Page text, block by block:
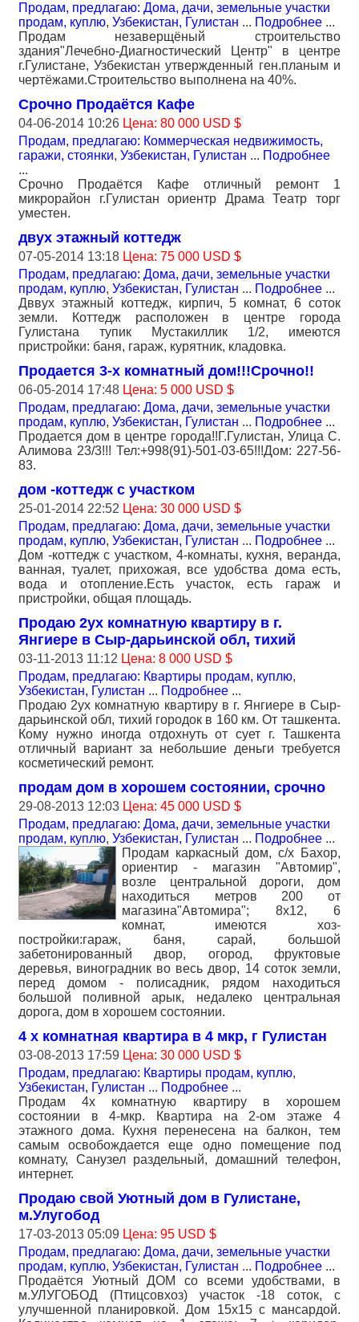
Продам, предлагаю: Дома, дачи, земельные участки
продам, куплю, Узбекистан, Гулистан ... Подробнее ...
Продам незаверщёный строительство
здания"Лечебно-Диагностический Центр" в центре
г.Гулистане, Узбекистан утвержденный ген.планым и
чертёжами.Строительство выполнена на 40%.
Срочно Продаётся Кафе
04-06-2014 10:26 Цена: 80 000 USD $
Продам, предлагаю: Коммерческая недвижимость,
гаражи, стоянки, Узбекистан, Гулистан ... Подробнее
...
Срочно Продаётся Кафе отличный ремонт 1
микрорайон г.Гулистан ориентр Драма Театр торг
уместен.
двух этажный коттедж
07-05-2014 13:18 Цена: 75 000 USD $
Продам, предлагаю: Дома, дачи, земельные участки
продам, куплю, Узбекистан, Гулистан ... Подробнее ...
Дввух этажный коттедж, кирпич, 5 комнат, 6 соток
земли. Коттедж расположен в центре города
Гулистана тупик Мустакиллик 1/2, имеются
пристройки: баня, гараж, курятник, кладовка.
Продается 3-х комнатный дом!!!Срочно!!
06-05-2014 17:48 Цена: 5 000 USD $
Продам, предлагаю: Дома, дачи, земельные участки
продам, куплю, Узбекистан, Гулистан ... Подробнее ...
Продается дом в центре города!!Г.Гулистан, Улица С.
Алимова 23/3!!! Тел:+998(91)-501-03-65!!!Дом: 227-56-
83.
дом -коттедж с участком
25-01-2014 22:52 Цена: 30 000 USD $
Продам, предлагаю: Дома, дачи, земельные участки
продам, куплю, Узбекистан, Гулистан ... Подробнее ...
Дом -коттедж с участком, 4-комнаты, кухня, веранда,
ванная, туалет, прихожая, все удобства дома есть,
вода и отопление.Есть участок, есть гараж и
пристройки, общая площадь.
Продаю 2ух комнатную квартиру в г.
Янгиере в Сыр-дарьинской обл, тихий
03-11-2013 11:12 Цена: 8 000 USD $
Продам, предлагаю: Квартиры продам, куплю,
Узбекистан, Гулистан ... Подробнее ...
Продаю 2ух комнатную квартиру в г. Янгиере в Сыр-
дарьинской обл, тихий городок в 160 км. От ташкента.
Кому нужно иногда отдохнуть от сует г. Ташкента
отличный вариант за небольшие деньги требуется
косметический ремонт.
продам дом в хорошем состоянии, срочно
29-08-2013 12:03 Цена: 45 000 USD $
Продам, предлагаю: Дома, дачи, земельные участки
продам, куплю, Узбекистан, Гулистан ... Подробнее ...
Продам каркасный дом, c/х Бахор,
ориентир - магазин "Автомир",
возле центральной дороги, дом
находиться метров 200 от
магазина"Автомира"; 8х12, 6
комнат, имеются хоз-
постройки:гараж, баня, сарай, большой
забетонированный двор, огород, фруктовые
деревья, виноградник во весь двор, 14 соток земли,
перед домом - полисадник, рядом находиться
большой поливной арык, недалеко центральная
дорога, дом в хорошем состоянии.
4 х комнатная квартира в 4 мкр, г Гулистан
03-08-2013 17:59 Цена: 30 000 USD $
Продам, предлагаю: Квартиры продам, куплю,
Узбекистан, Гулистан ... Подробнее ...
Продам 4х комнатную квартиру в хорошем
состоянии в 4-мкр. Квартира на 2-ом этаже 4
этажного дома. Кухня перенесена на балкон, тем
самым освобождается еще одно помещение под
комнату, Санузел раздельный, домашний телефон,
интернет.
Продаю свой Уютный дом в Гулистане,
м.Улугобод
17-03-2013 05:09 Цена: 95 USD $
Продам, предлагаю: Дома, дачи, земельные участки
продам, куплю, Узбекистан, Гулистан ... Подробнее ...
Продаётся Уютный ДОМ со всеми удобствами, в
м.УЛУГОБОД (Птицсовхоз) участок -18 соток, с
улучшенной планировкой. Дом 15х15 с мансардой.